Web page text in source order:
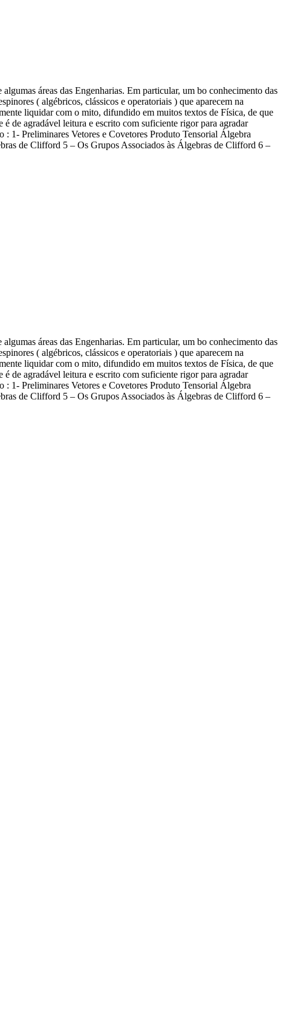
áreas das Engenharias. Em particular, um bo conhecimento das
( algébricos, clássicos e operatoriais ) que aparecem na
liquidar com o mito, difundido em muitos textos de Física, de que
é de agradável leitura e escrito com suficiente rigor para agradar
: 1- Preliminares Vetores e Covetores Produto Tensorial Álgebra
de Clifford 5 – Os Grupos Associados às Álgebras de Clifford 6 –
áreas das Engenharias. Em particular, um bo conhecimento das
( algébricos, clássicos e operatoriais ) que aparecem na
liquidar com o mito, difundido em muitos textos de Física, de que
é de agradável leitura e escrito com suficiente rigor para agradar
: 1- Preliminares Vetores e Covetores Produto Tensorial Álgebra
de Clifford 5 – Os Grupos Associados às Álgebras de Clifford 6 –